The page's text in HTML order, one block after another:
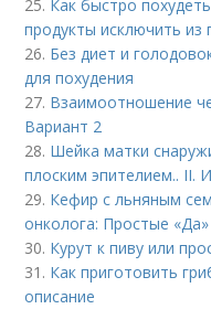
25. Как быстро
продукты исключить из
26. Без диет и
для похудения
27. Взаимоотношение
Вариант 2
28. Шейка матки
плоским эпителием.. II.
29. Кефир с льняным
онколога: Простые
30. Курут к пиву или
31. Как приготовить
описание